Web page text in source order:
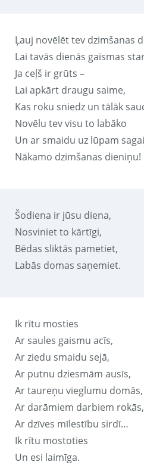
Ļauj novēlēt tev dzimšanas
Lai tavās dienās gaismas
Ja ceļš ir grūts –
Lai apkārt draugu saime,
Kas roku sniedz un tālāk
Novēlu tev visu to labāko
Un ar smaidu uz lūpam
Nākamo dzimšanas dieniņu!
Šodiena ir jūsu diena,
Nosviniet to kārtīgi,
Bēdas sliktās pametiet,
Labās domas saņemiet.
Ik rītu mosties
Ar saules gaismu acīs,
Ar ziedu smaidu sejā,
Ar putnu dziesmām ausīs,
Ar taureņu vieglumu domās,
Ar darāmiem darbiem rokās,
Ar dzīves mīlestību sirdī…
Ik rītu mostoties
Un esi laimīga.